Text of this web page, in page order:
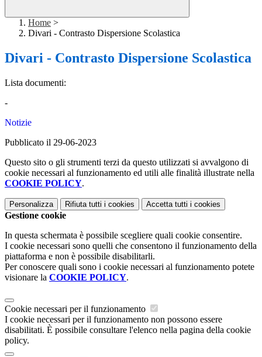
Home >
Divari - Contrasto Dispersione Scolastica
Divari - Contrasto Dispersione Scolastica
Lista documenti:
-
Notizie
Pubblicato il 29-06-2023
Questo sito o gli strumenti terzi da questo utilizzati si avvalgono di
cookie necessari al funzionamento ed utili alle finalità illustrate nella
COOKIE POLICY.
Personalizza Rifiuta tutti i cookies Accetta tutti i cookies
Gestione cookie
In questa schermata è possibile scegliere quali cookie consentire.
I cookie necessari sono quelli che consentono il funzionamento della
piattaforma e non è possibile disabilitarli.
Per conoscere quali sono i cookie necessari al funzionamento potete
visionare la COOKIE POLICY.
Cookie necessari per il funzionamento
I cookie necessari per il funzionamento non possono essere
disabilitati. È possibile consultare l'elenco nella pagina della cookie
policy.